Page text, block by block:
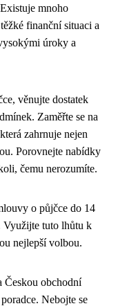
mnoho
finanční situaci a
úroky a
věnujte dostatek
Zaměřte se na
zahrnuje nejen
Porovnejte nabídky
čemu nerozumíte.
o půjčce do 14
Využijte tuto lhůtu k
nejlepší volbou.
Českou obchodní
Nebojte se